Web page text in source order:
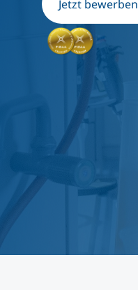
Jetzt bewerben